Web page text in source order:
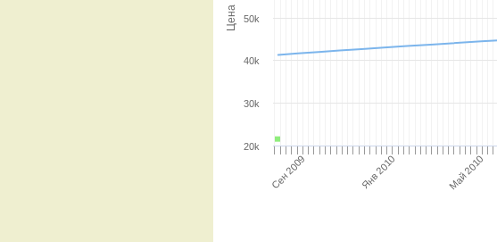
Цена
Сен 2009 Янв 2010 Май 2010
20k
30k
40k
50k